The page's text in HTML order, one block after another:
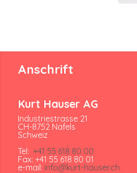
Anschrift
Kurt Hauser AG
Industriestrasse 21
CH-8752 Näfels
Schweiz
Tel: +41 55 618 80 00
Fax: +41 55 618 80 01
e-mail: info@kurt-hauser.ch